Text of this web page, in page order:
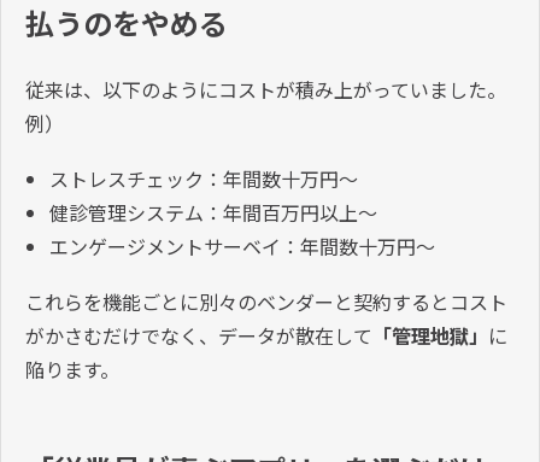
払うのをやめる
従来は、以下のようにコストが積み上がっていました。
例）
ストレスチェック：年間数十万円〜
健診管理システム：年間百万円以上〜
エンゲージメントサーベイ：年間数十万円〜
これらを機能ごとに別々のベンダーと契約するとコスト
がかさむだけでなく、データが散在して 「管理地獄」 に
陥ります。